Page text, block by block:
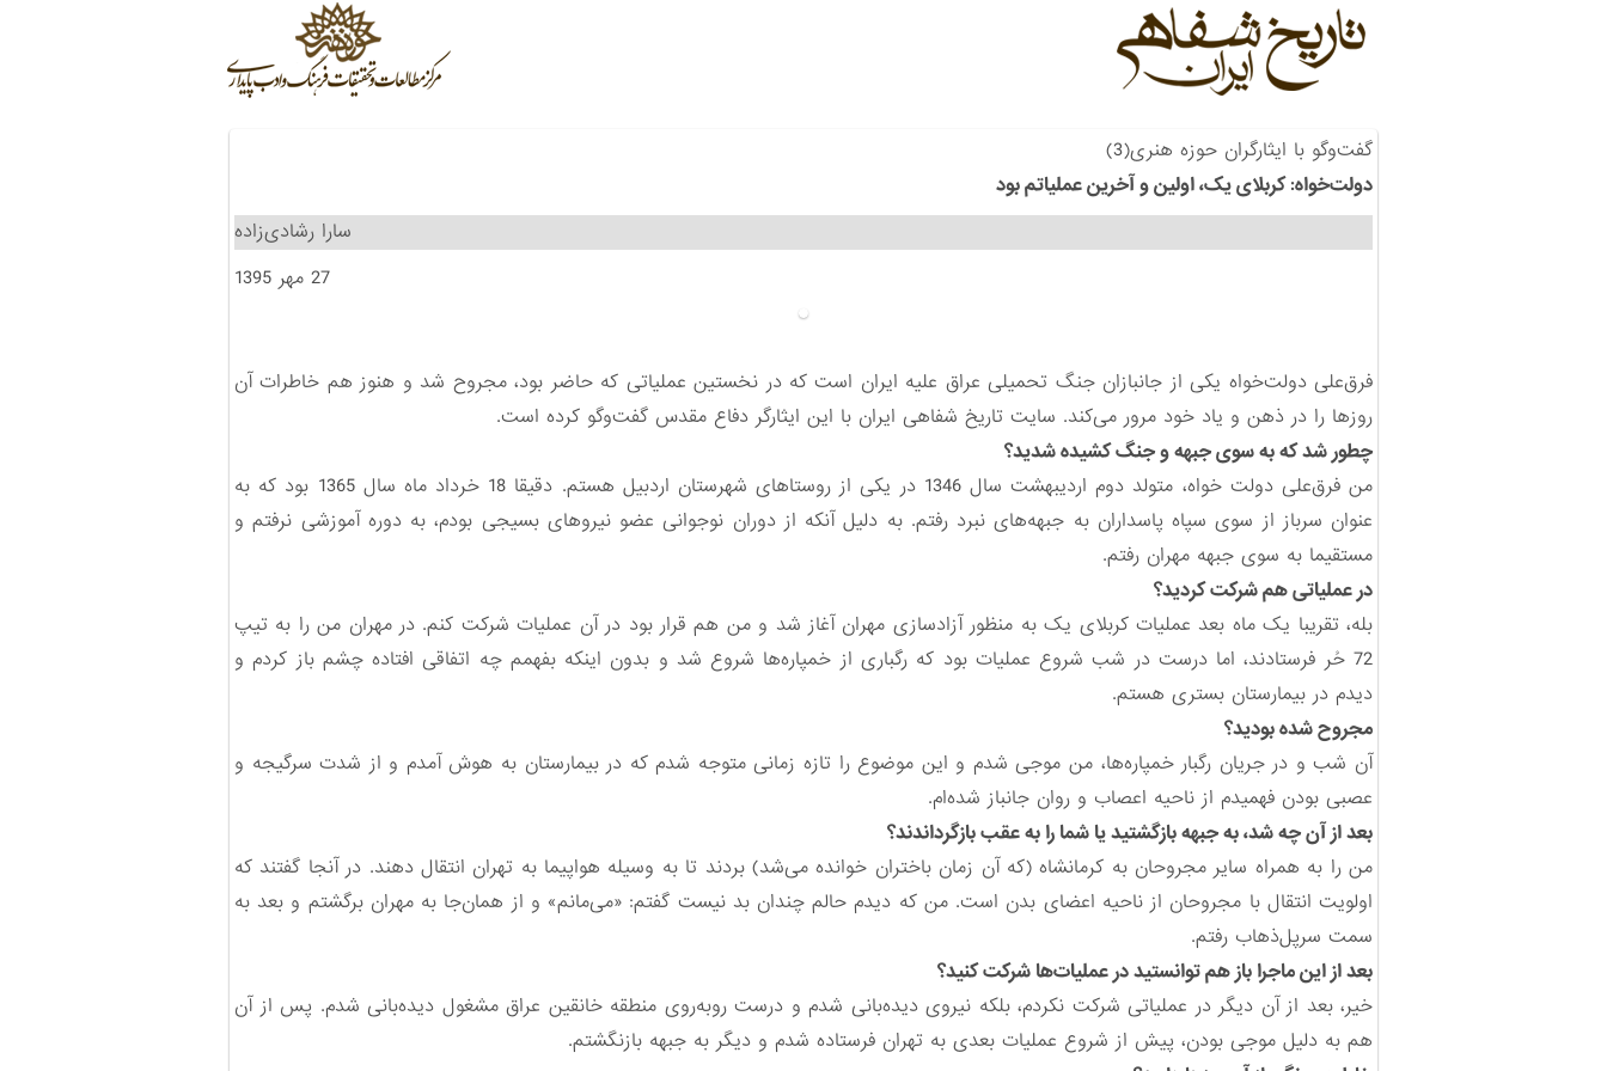
گفت‌وگو با ایثارگران حوزه هنری(3)
دولت‌‌خواه: کربلای یک، اولین و آخرین عملیاتم بود
سارا‌ رشادی‌زاده
27 مهر 1395
فرق‌علی دولت‌خواه یکی از جانبازان جنگ تحمیلی عراق علیه ایران است که در نخستین عملیاتی که حاضر بود، مجروح شد و هنوز هم خاطرات آن
روزها را در ذهن و یاد خود مرور می‌کند. سایت تاریخ شفاهی ایران با این ایثارگر دفاع مقدس گفت‌وگو کرده است.
چطور شد که به سوی جبهه‌ و جنگ کشیده شدید؟
من فرق‌علی دولت ‌خواه،‌ متولد دوم اردیبهشت سال 1346 در یکی از روستاهای شهرستان اردبیل هستم. دقیقا 18 خرداد ماه سال 1365 بود که به
عنوان سرباز از سوی سپاه پاسداران به جبهه‌های نبرد رفتم. به دلیل آنکه از دوران نوجوانی عضو نیروهای بسیجی بودم، به دوره آموزشی نرفتم و
مستقیما به سوی جبهه مهران رفتم.
در عملیاتی هم شرکت کردید؟
بله،‌ تقریبا یک ماه بعد عملیات کربلای یک به منظور آزادسازی مهران آغاز شد و من هم قرار بود در آن عملیات شرکت کنم. در مهران من را به تیپ
72 حُر فرستادند، اما درست در شب شروع عملیات بود که رگباری از خمپاره‌ها شروع شد و بدون اینکه بفهمم چه اتفاقی افتاده چشم باز کردم و
دیدم در بیمارستان بستری هستم.
مجروح شده بودید؟
آن شب و در جریان رگبار خمپاره‌ها، من موجی شدم و این موضوع را تازه زمانی متوجه شدم که در بیمارستان به هوش آمدم و از شدت سرگیجه و
عصبی بودن فهمیدم از ناحیه اعصاب و روان جانباز شده‌ام.
بعد از آن چه شد، به جبهه بازگشتید یا شما را به عقب بازگرداندند؟
من را به همراه سایر مجروحان به کرمانشاه (که آن زمان باختران خوانده می‌شد) بردند تا به وسیله هواپیما به تهران انتقال دهند. در آنجا گفتند که
اولویت انتقال با مجروحان از ناحیه اعضای بدن است. من که دیدم حالم چندان بد نیست گفتم: «می‌مانم» و از همان‌جا به مهران برگشتم و بعد به
سمت سرپل‌ذهاب رفتم.
بعد از این ماجرا باز هم توانستید در عملیات‌ها شرکت کنید؟
خیر، بعد از آن دیگر در عملیاتی شرکت نکردم، بلکه نیروی دیده‌بانی شدم و درست روبه‌روی منطقه خانقین عراق مشغول دیده‌بانی شدم. پس از آن
هم به دلیل موجی بودن، پیش از شروع عملیات بعدی به تهران فرستاده شدم و دیگر به جبهه بازنگشتم.